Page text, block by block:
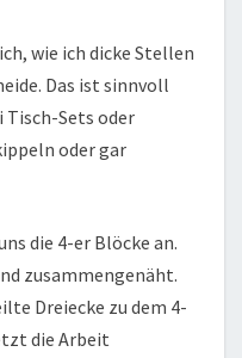
wie ich dicke Stellen
Das ist sinnvoll
Tisch-Sets oder
oder gar
die 4-er Blöcke an.
zusammengenäht.
Dreiecke zu dem 4-
die Arbeit